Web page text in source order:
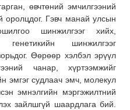
өвчтөний эмчилгээний
оролцдог. Гэвч манай улсын
шинжилгээг хийх,
генетикийн шинжилгээг
Өөрөөр хэлбэл эрүүл
чанар, хүртээмжийг
эмгэг судлаач эмч, молекул
эмнэлгийн мэргэжилтний
зайлшгүй шаардлага бий.